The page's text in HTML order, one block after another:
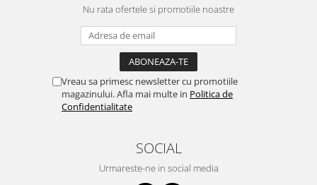
Nu rata ofertele si promotiile noastre
Vreau sa primesc newsletter cu promotiile
magazinului. Afla mai multe in Politica de
Confidentialitate
SOCIAL
Urmareste-ne in social media